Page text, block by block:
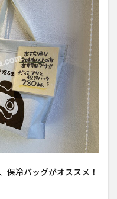
保冷バッグがオススメ！